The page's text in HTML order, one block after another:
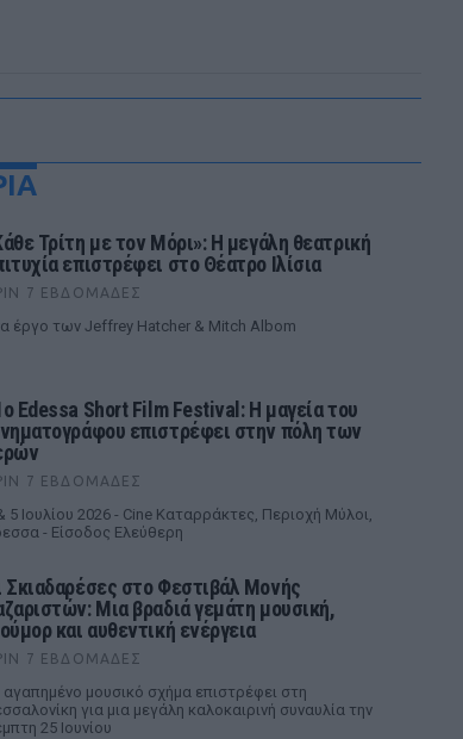
Τρίτη με τον Μόρι»: Η μεγάλη θεατρική
επιστρέφει στο Θέατρο Ιλίσια
7 ΕΒΔΟΜΆΔΕΣ
έργο των Jeffrey Hatcher & Mitch Albom
Edessa Short Film Festival: Η μαγεία του
επιστρέφει στην πόλη των
7 ΕΒΔΟΜΆΔΕΣ
5 Ιουλίου 2026 - Cine Καταρράκτες, Περιοχή Μύλοι,
- Είσοδος Ελεύθερη
Σκιαδαρέσες στο Φεστιβάλ Μονής
Μια βραδιά γεμάτη μουσική,
και αυθεντική ενέργεια
7 ΕΒΔΟΜΆΔΕΣ
αγαπημένο μουσικό σχήμα επιστρέφει στη
για μια μεγάλη καλοκαιρινή συναυλία την
25 Ιουνίου